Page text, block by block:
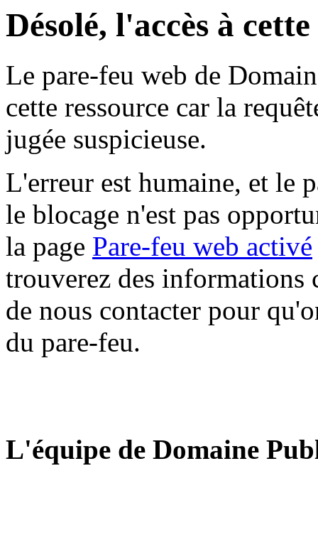
Désolé, l'accès à
Le pare-feu web de
cette ressource car la
jugée suspicieuse.
L'erreur est humaine, et le
le blocage n'est pas
la page Pare-feu web activé
trouverez des informations
de nous contacter pour
du pare-feu.
L'équipe de Domaine